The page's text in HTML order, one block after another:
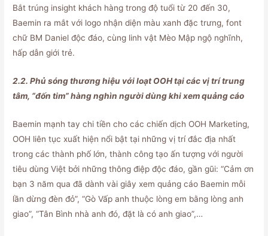
Bắt trúng insight khách hàng trong độ tuổi từ 20 đến 30,
Baemin ra mắt với logo nhận diện màu xanh đặc trưng, font
chữ BM Daniel độc đáo, cùng linh vật Mèo Mập ngộ nghĩnh,
hấp dẫn giới trẻ.
2.2. Phủ sóng thương hiệu với loạt OOH tại các vị trí trung
tâm, “đốn tim” hàng nghìn người dùng khi xem quảng cáo
Baemin mạnh tay chi tiền cho các chiến dịch OOH Marketing,
OOH liên tục xuất hiện nổi bật tại những vị trí đắc địa nhất
trong các thành phố lớn, thành công tạo ấn tượng với người
tiêu dùng Việt bởi những thông điệp độc đáo, gần gũi: “Cảm ơn
bạn 3 năm qua đã dành vài giây xem quảng cáo Baemin mỗi
lần dừng đèn đỏ”, “Gò Vấp anh thuộc lòng em bằng lòng anh
giao”, “Tân Bình nhà anh đó, đặt là có anh giao”,…